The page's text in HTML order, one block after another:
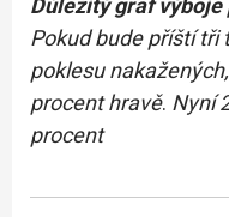
Důležitý graf výboje
Pokud bude příští tři
poklesu
procent hravě. Nyní
procent